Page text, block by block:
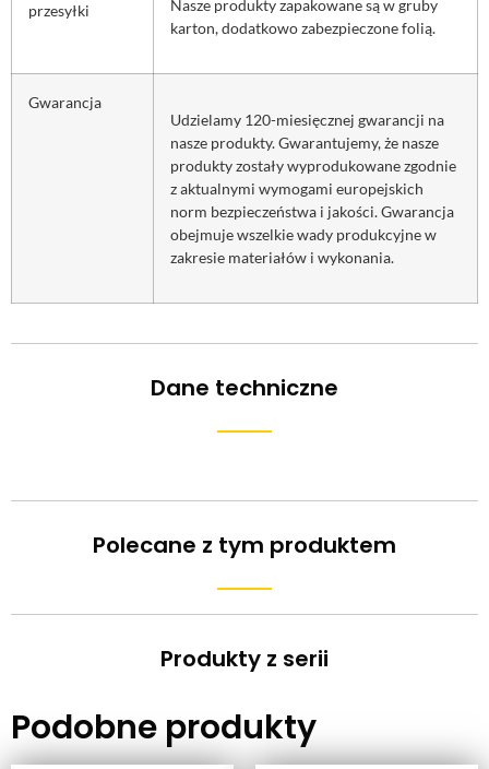
przesyłki
Nasze produkty zapakowane są w gruby
karton, dodatkowo zabezpieczone folią.
Gwarancja
Udzielamy 120-miesięcznej gwarancji na
nasze produkty. Gwarantujemy, że nasze
produkty zostały wyprodukowane zgodnie
z aktualnymi wymogami europejskich
norm bezpieczeństwa i jakości. Gwarancja
obejmuje wszelkie wady produkcyjne w
zakresie materiałów i wykonania.
Dane techniczne
Polecane z tym produktem
Produkty z serii
Podobne produkty